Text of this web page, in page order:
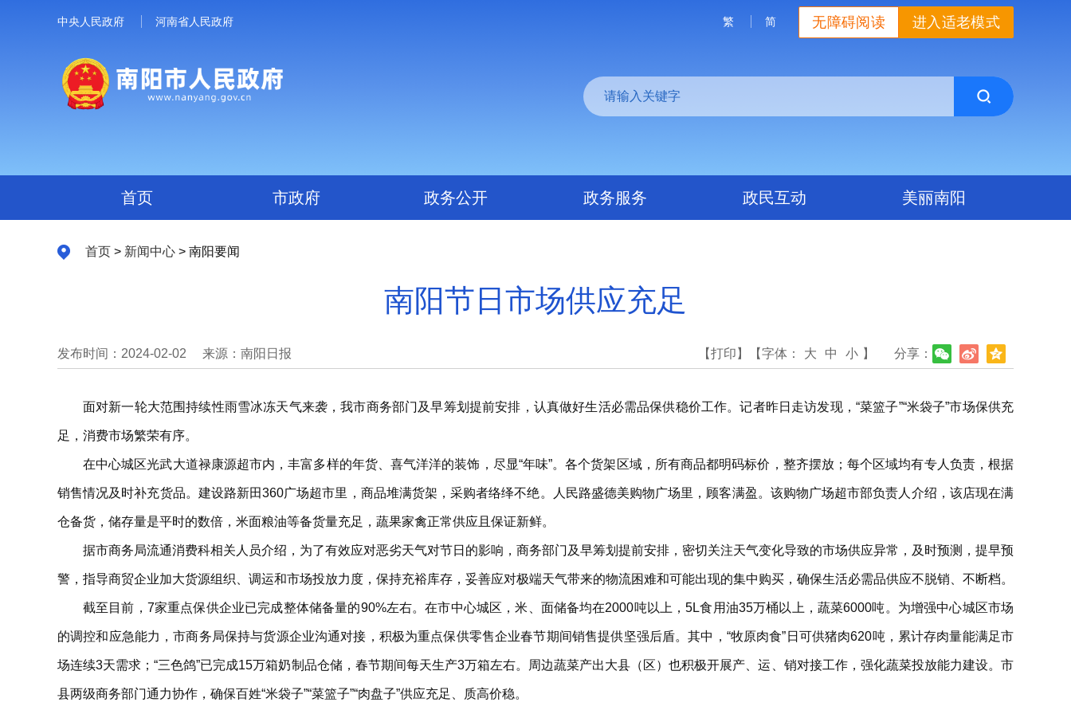
中央人民政府 河南省人民政府 进入适老模式
无障碍阅读
繁 简
首页 市政府 政务公开 政务服务 政民互动 美丽南阳
首页 > 新闻中心 > 南阳要闻
南阳节日市场供应充足
发布时间：2024-02-02 来源：南阳日报 分享：
【打印】 【字体： 大 中 小 】
面对新一轮大范围持续性雨雪冰冻天气来袭，我市商务部门及早筹划提前安排，认真做好生活必需品保供稳价工作。记者昨日走访发现，“菜篮子”“米袋子”市场保供充
足，消费市场繁荣有序。
在中心城区光武大道禄康源超市内，丰富多样的年货、喜气洋洋的装饰，尽显“年味”。各个货架区域，所有商品都明码标价，整齐摆放；每个区域均有专人负责，根据
销售情况及时补充货品。建设路新田360广场超市里，商品堆满货架，采购者络绎不绝。人民路盛德美购物广场里，顾客满盈。该购物广场超市部负责人介绍，该店现在满
仓备货，储存量是平时的数倍，米面粮油等备货量充足，蔬果家禽正常供应且保证新鲜。
据市商务局流通消费科相关人员介绍，为了有效应对恶劣天气对节日的影响，商务部门及早筹划提前安排，密切关注天气变化导致的市场供应异常，及时预测，提早预
警，指导商贸企业加大货源组织、调运和市场投放力度，保持充裕库存，妥善应对极端天气带来的物流困难和可能出现的集中购买，确保生活必需品供应不脱销、不断档。
截至目前，7家重点保供企业已完成整体储备量的90%左右。在市中心城区，米、面储备均在2000吨以上，5L食用油35万桶以上，蔬菜6000吨。为增强中心城区市场
的调控和应急能力，市商务局保持与货源企业沟通对接，积极为重点保供零售企业春节期间销售提供坚强后盾。其中，“牧原肉食”日可供猪肉620吨，累计存肉量能满足市
场连续3天需求；“三色鸽”已完成15万箱奶制品仓储，春节期间每天生产3万箱左右。周边蔬菜产出大县（区）也积极开展产、运、销对接工作，强化蔬菜投放能力建设。市
县两级商务部门通力协作，确保百姓“米袋子”“菜篮子”“肉盘子”供应充足、质高价稳。